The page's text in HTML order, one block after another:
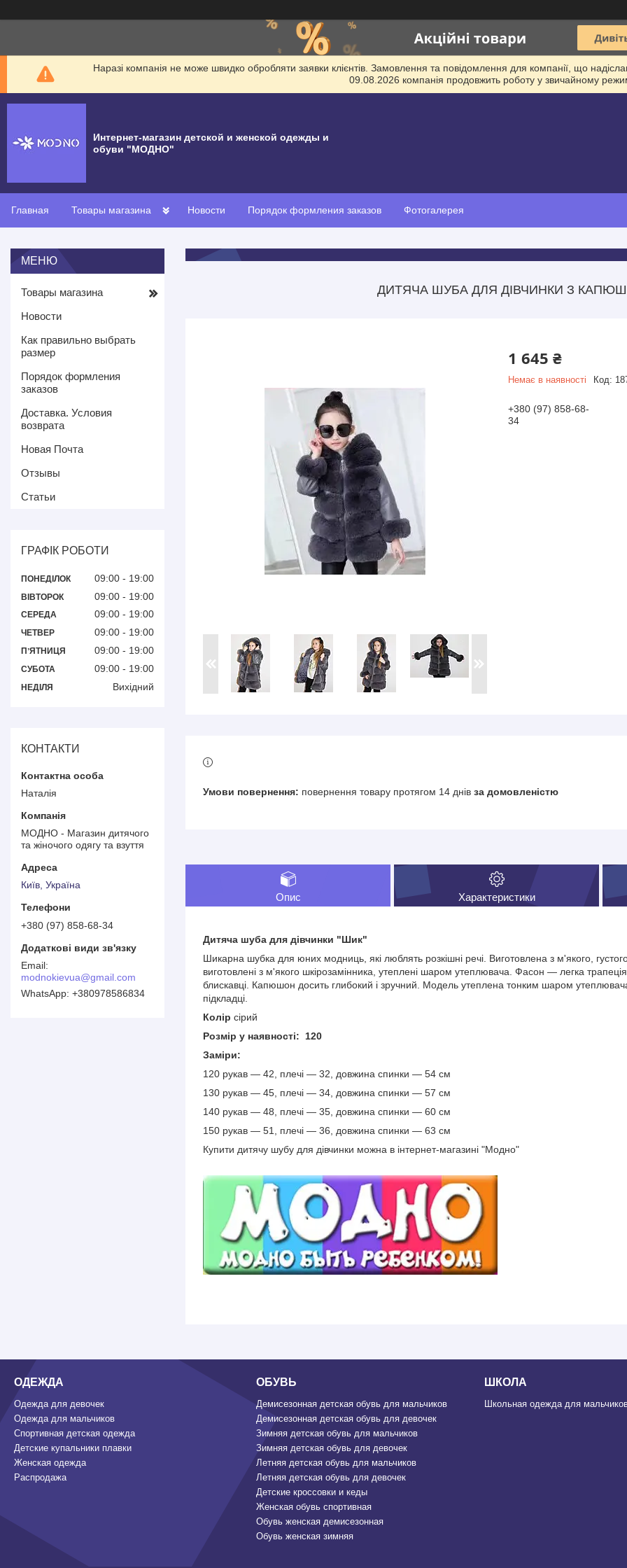
Наразі компанія не може швидко обробляти заявки клієнтів. Замовлення та повідомлення для компанії, що
09.08.2026 компанія продовжить роботу у звичайному
Интернет-магазин детской и женской одежды и
обуви "МОДНО"
Главная Товары магазина Новости Порядок формления заказов Фотогалерея
ДИТЯЧА ШУБА ДЛЯ ДІВЧИНКИ З
1 645 ₴
Немає в наявності Код:
+380 (97) 858-68-
34
повернення товару протягом 14 днів за домовленістю
Опис Характеристики
Дитяча шуба для дівчинки "Шик"
Шикарна шубка для юних модниць, які люблять розкішні речі. Виготовлена з м'якого,
виготовлені з м'якого шкірозамінника, утеплені шаром утеплювача. Фасон — легка
блискавці. Капюшон досить глибокий і зручний. Модель утеплена тонким шаром
підкладці.
Колір сірий
Розмір у наявності: 120
Заміри:
120 рукав — 42, плечі — 32, довжина спинки — 54 см
130 рукав — 45, плечі — 34, довжина спинки — 57 см
140 рукав — 48, плечі — 35, довжина спинки — 60 см
150 рукав — 51, плечі — 36, довжина спинки — 63 см
Купити дитячу шубу для дівчинки можна в інтернет-магазині "Модно"
Товары магазина
Новости
Как правильно выбрать
размер
Порядок формления
заказов
Доставка. Условия
возврата
Новая Почта
Отзывы
Статьи
ГРАФІК РОБОТИ
ПОНЕДІЛОК 09:00 19:00
ВІВТОРОК 09:00 19:00
СЕРЕДА 09:00 19:00
ЧЕТВЕР 09:00 19:00
ПʼЯТНИЦЯ 09:00 19:00
СУБОТА 09:00 19:00
НЕДІЛЯ Вихідний
КОНТАКТИ
Наталія
МОДНО - Магазин дитячого
та жіночого одягу та взуття
Київ, Україна
+380 (97) 858-68-34
modnokievua@gmail.com
+380978586834
ОДЕЖДА
Одежда для девочек
Одежда для мальчиков
Спортивная детская одежда
Детские купальники плавки
Женская одежда
Распродажа
ОБУВЬ
Демисезонная детская обувь для мальчиков
Демисезонная детская обувь для девочек
Зимняя детская обувь для мальчиков
Зимняя детская обувь для девочек
Летняя детская обувь для мальчиков
Летняя детская обувь для девочек
Детские кроссовки и кеды
Женская обувь спортивная
Обувь женская демисезонная
Обувь женская зимняя
ШКОЛА
Школьная одежда для